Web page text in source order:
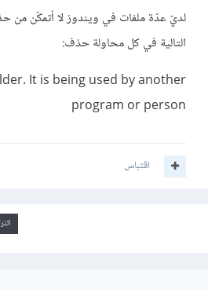
لديّ عدّة ملفات في ويندوز لا أتمكّن من
التالية في كل محاولة حذف:
It is being used by another
program or person
اقتباس